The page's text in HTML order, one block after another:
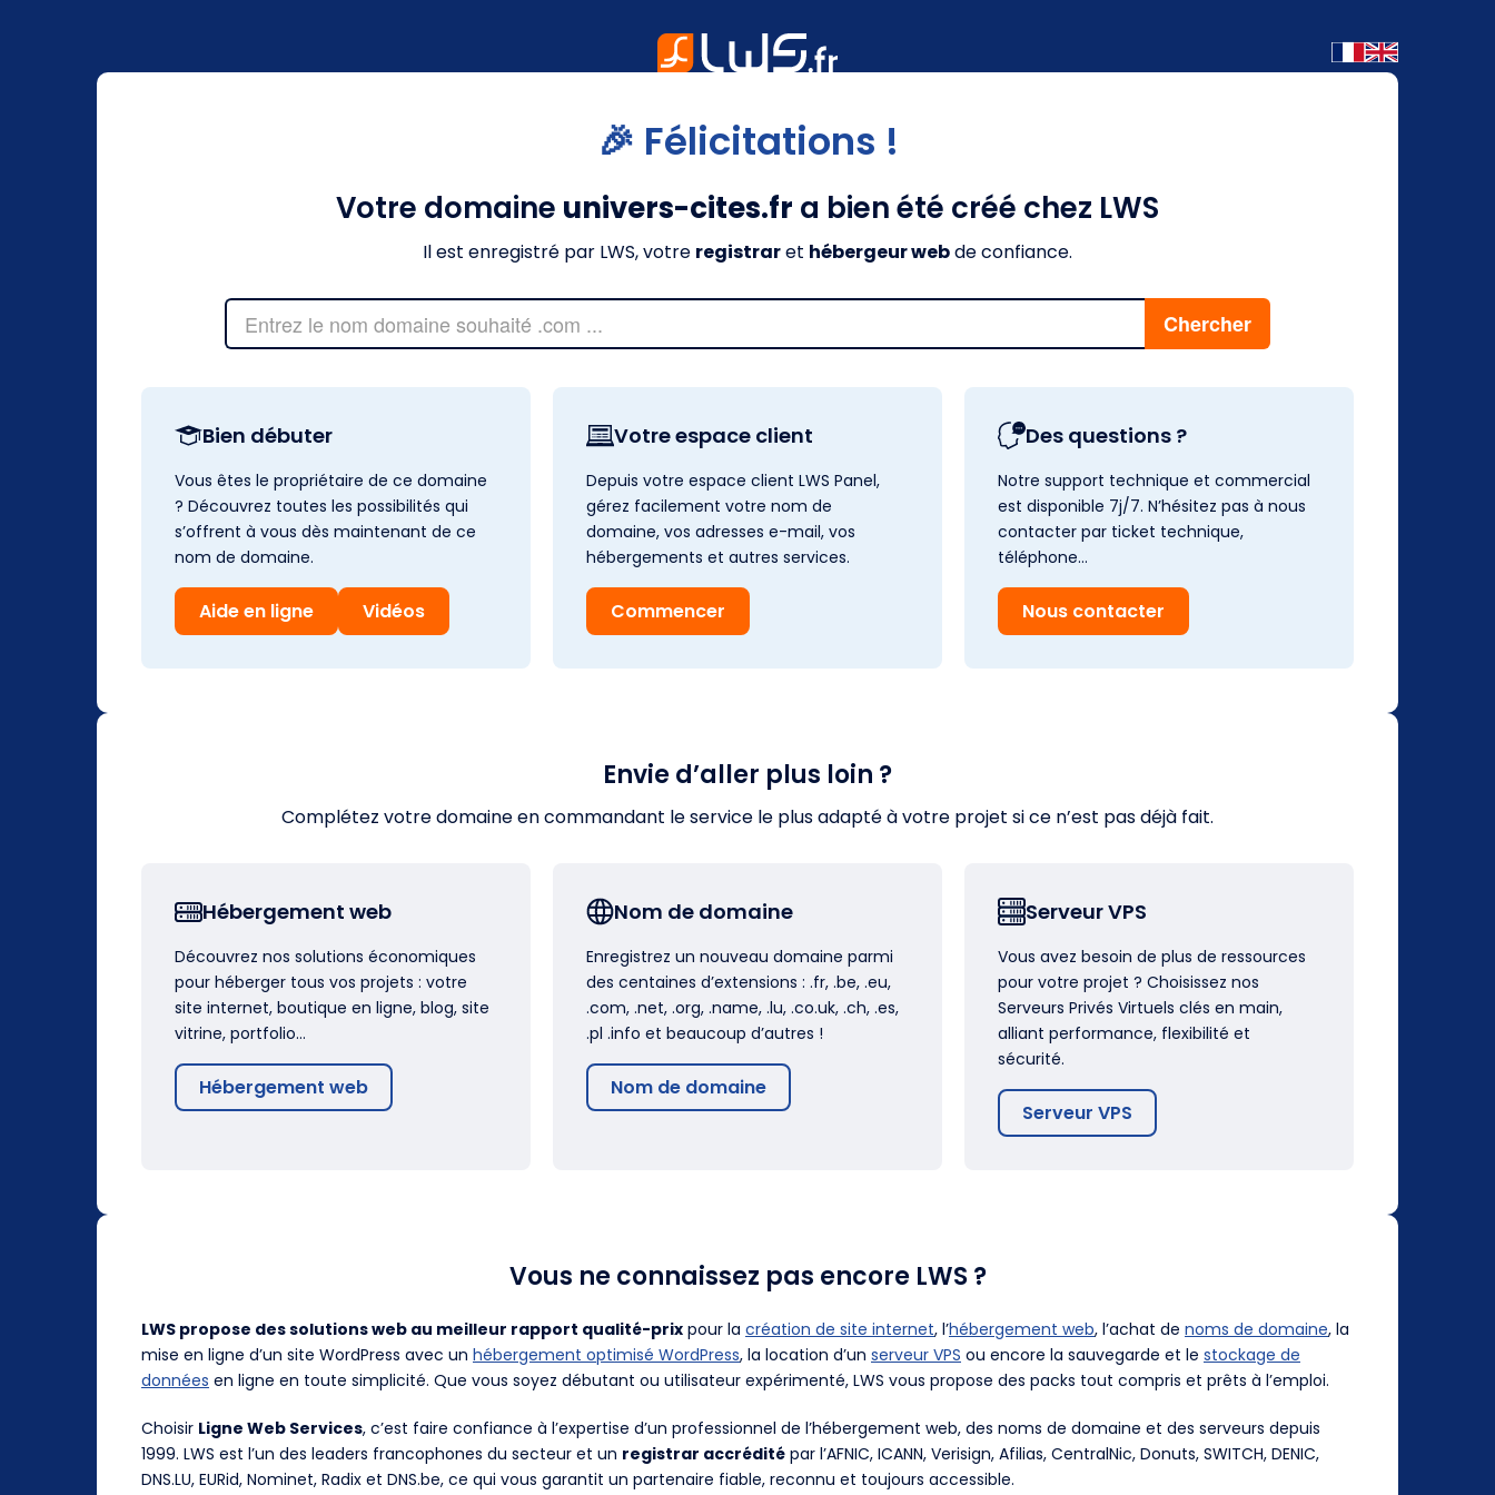
🎉 Félicitations !
Votre domaine univers-cites.fr a bien été créé chez LWS
Il est enregistré par LWS, votre registraret hébergeur webde confiance.
Bien débuter
Vous êtes le propriétaire de ce domaine
? Découvrez toutes les possibilités qui
s’offrent à vous dès maintenant de ce
nom de domaine.
Aide en ligne Vidéos
Votre espace client
Depuis votre espace client LWS Panel,
gérez facilement votre nom de
domaine, vos adresses e-mail, vos
hébergements et autres services.
Commencer
Des questions ?
Notre support technique et commercial
est disponible 7j/7. N’hésitez pas à nous
contacter par ticket technique,
téléphone…
Nous contacter
Envie d’aller plus loin ?
Complétez votre domaine en commandant le service le plus adapté à votre projet si ce n’est pas déjà fait.
Hébergement web
Découvrez nos solutions économiques
pour héberger tous vos projets : votre
site internet, boutique en ligne, blog, site
vitrine, portfolio…
Hébergement web
Nom de domaine
Enregistrez un nouveau domaine parmi
des centaines d’extensions : .fr, .be, .eu,
.com, .net, .org, .name, .lu, .co.uk, .ch, .es,
.pl .info et beaucoup d’autres !
Nom de domaine
Serveur VPS
Vous avez besoin de plus de ressources
pour votre projet ? Choisissez nos
Serveurs Privés Virtuels clés en main,
alliant performance, flexibilité et
sécurité.
Serveur VPS
Vous ne connaissez pas encore LWS ?
LWS propose des solutions web au meilleur rapport qualité-prix pour la création de site internet, l’hébergement web, l’achat de noms de domaine, la
mise en ligne d’un site WordPress avec un hébergement optimisé WordPress, la location d’un serveur VPS ou encore la sauvegarde et le stockage de
données en ligne en toute simplicité. Que vous soyez débutant ou utilisateur expérimenté, LWS vous propose des packs tout compris et prêts à l’emploi.
Choisir Ligne Web Services, c’est faire confiance à l’expertise d’un professionnel de l’hébergement web, des noms de domaine et des serveurs depuis
1999. LWS est l’un des leaders francophones du secteur et un registrar accrédité par l’AFNIC, ICANN, Verisign, Afilias, CentralNic, Donuts, SWITCH, DENIC,
DNS.LU, EURid, Nominet, Radix et DNS.be, ce qui vous garantit un partenaire fiable, reconnu et toujours accessible.